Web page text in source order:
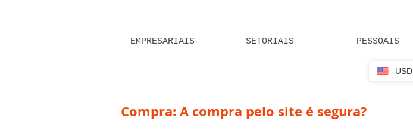
USD
EMPRESARIAIS SETORIAIS PESSOAIS
Compra: A compra pelo site é segura?